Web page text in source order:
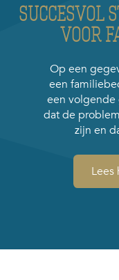
SUCCESVOL
VOOR
Op een
een
een
dat de
zijn en